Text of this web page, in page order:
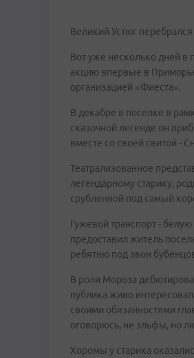
Великий Устюг
Вот уже несколько дней в
акцию впервые в
организацией «Фиеста».
В декабре в поселке в
сказочной легенде он
вместе со своей свитой -
Театрализованное
легендарному старику,
срубленной под самый
Гужевой транспорт -
предоставил житель
ребятню под звон
В роли Мороза
публика живо
своими обязанностями
оговорюсь, не эльфы, но
Хоромы у старика